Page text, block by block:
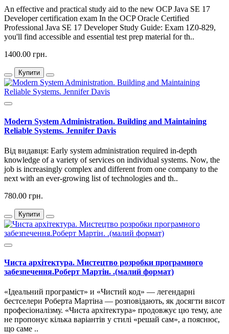
An effective and practical study aid to the new OCP Java SE 17
Developer certification exam In the OCP Oracle Certified
Professional Java SE 17 Developer Study Guide: Exam 1Z0-829,
you'll find accessible and essential test prep material for th..
1400.00 грн.
Купити
Modern System Administration. Building and Maintaining
Reliable Systems. Jennifer Davis
Від видавця: Early system administration required in-depth
knowledge of a variety of services on individual systems. Now, the
job is increasingly complex and different from one company to the
next with an ever-growing list of technologies and th..
780.00 грн.
Купити
Чиста архітектура. Мистецтво розробки програмного
забезпечення.Роберт Мартін. .(малий формат)
«Ідеальний програміст» и «Чистий код» — легендарні
бестселери Роберта Мартіна — розповідають, як досягти висот
професіоналізму. «Чиста архітектура» продовжує цю тему, але
не пропонує кілька варіантів у стилі «решай сам», а пояснює,
що саме ..